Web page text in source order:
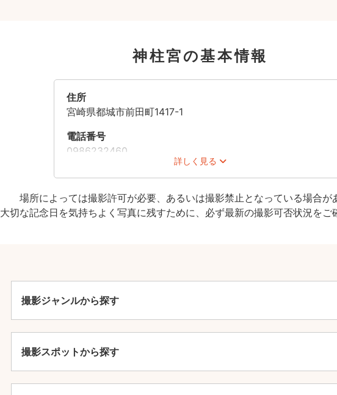
神柱宮の基本情報
詳しく見る
住所
宮崎県都城市前田町1417-1
電話番号
0986232460
駐車場
場所によっては撮影許可が必要、あるいは撮影禁止となっている場合が
大切な記念日を気持ちよく写真に残すために、必ず最新の撮影可否状況をご
撮影ジャンルから探す
撮影スポットから探す
撮影基本料
たっぷりもらえる
写真データ75枚~